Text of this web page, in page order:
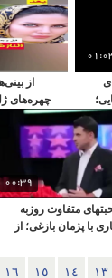
از
چهره‌های
قبل و بعد
00:39
متفاوت روزبه
با پژمان بازغی؛ از
١٣ ١٤ ١٥ ١٦